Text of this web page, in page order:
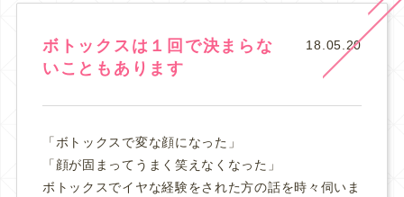
ボトックスは１回で決まらな
いこともあります
18.05.20
「ボトックスで変な顔になった」
「顔が固まってうまく笑えなくなった」
ボトックスでイヤな経験をされた方の話を時々伺いま